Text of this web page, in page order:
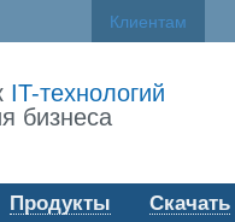
Клиентам
IT-технологий
бизнеса
Продукты Скачать